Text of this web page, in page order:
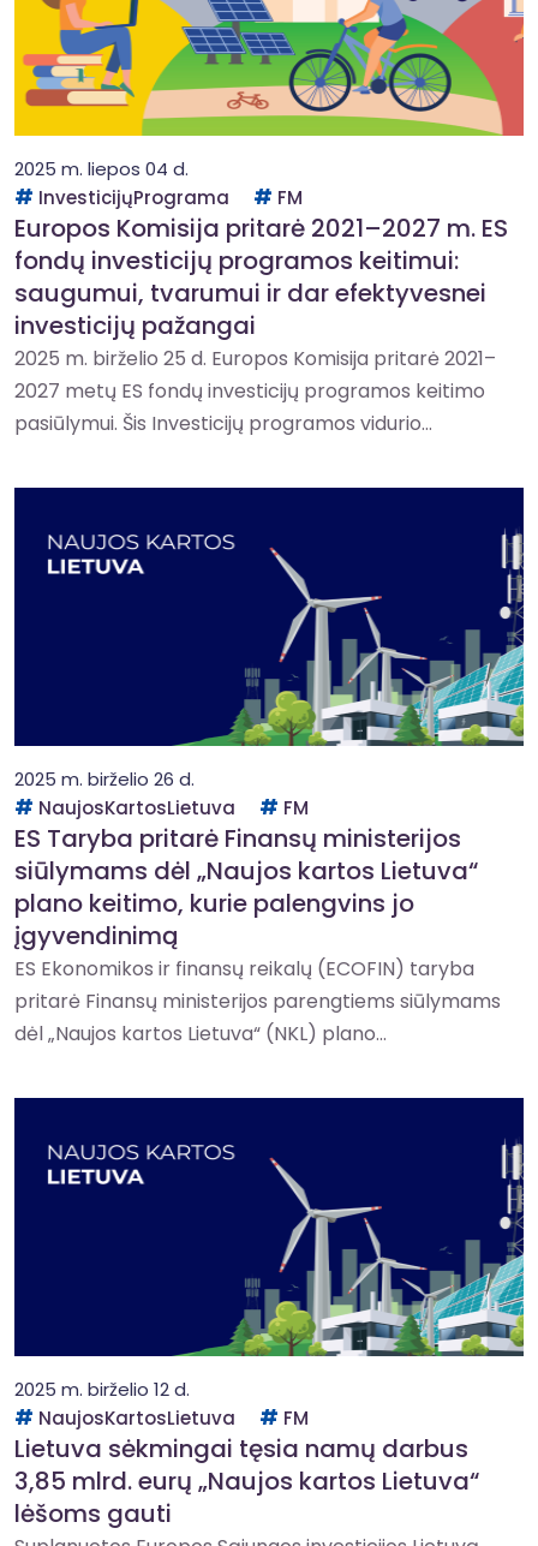
2025 m. liepos 04 d.
InvesticijųPrograma
FM
Europos Komisija pritarė 2021–2027 m. ES
fondų investicijų programos keitimui:
saugumui, tvarumui ir dar efektyvesnei
investicijų pažangai
2025 m. birželio 25 d. Europos Komisija pritarė 2021–
2027 metų ES fondų investicijų programos keitimo
pasiūlymui. Šis Investicijų programos vidurio...
2025 m. birželio 26 d.
NaujosKartosLietuva
FM
ES Taryba pritarė Finansų ministerijos
siūlymams dėl „Naujos kartos Lietuva“
plano keitimo, kurie palengvins jo
įgyvendinimą
ES Ekonomikos ir finansų reikalų (ECOFIN) taryba
pritarė Finansų ministerijos parengtiems siūlymams
dėl „Naujos kartos Lietuva“ (NKL) plano...
2025 m. birželio 12 d.
NaujosKartosLietuva
FM
Lietuva sėkmingai tęsia namų darbus
3,85 mlrd. eurų „Naujos kartos Lietuva“
lėšoms gauti